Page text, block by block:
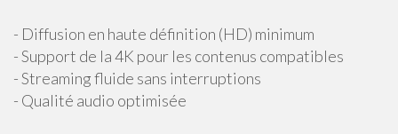
- Diffusion en haute définition (HD) minimum
- Support de la 4K pour les contenus compatibles
- Streaming fluide sans interruptions
- Qualité audio optimisée